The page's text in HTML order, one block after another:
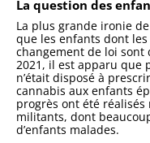
La question des
La plus grande ironie
que les enfants dont
changement de loi sont
2021, il est apparu que
n’était disposé à
cannabis aux enfants
progrès ont été
militants, dont
d’enfants malades.